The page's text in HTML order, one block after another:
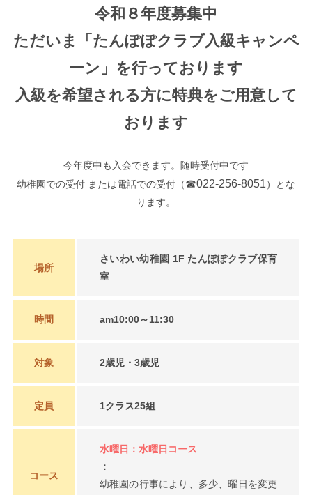
令和８年度募集中
ただいま「たんぽぽクラブ入級キャンペ
ーン」を行っております
入級を希望される方に特典をご用意して
おります
今年度中も入会できます。随時受付中です
幼稚園での受付 または電話での受付（☎022-256-8051）とな
ります。
場所
さいわい幼稚園 1F たんぽぽクラブ保育
室
時間 am10:00～11:30
対象 2歳児・3歳児
定員 1クラス25組
コース
水曜日：水曜日コース
：
幼稚園の行事により、多少、曜日を変更